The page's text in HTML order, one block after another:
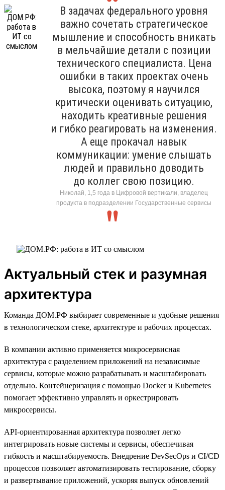
В задачах федерального уровня
важно сочетать стратегическое
мышление и способность вникать
в мельчайшие детали с позиции
технического специалиста. Цена
ошибки в таких проектах очень
высока, поэтому я научился
критически оценивать ситуацию,
находить креативные решения
и гибко реагировать на изменения.
А еще прокачал навык
коммуникации: умение слышать
людей и правильно доводить
до коллег свою позицию.
Николай, 1,5 года в Цифровой вертикали, владелец
продукта в подразделении Государственные сервисы
Актуальный стек и разумная
архитектура
Команда ДОМ.РФ выбирает современные и удобные решения
в технологическом стеке, архитектуре и рабочих процессах.
В компании активно применяется микросервисная
архитектура с разделением приложений на независимые
сервисы, которые можно разрабатывать и масштабировать
отдельно. Контейнеризация с помощью Docker и Kubernetes
помогает эффективно управлять и оркестрировать
микросервисы.
API-ориентированная архитектура позволяет легко
интегрировать новые системы и сервисы, обеспечивая
гибкость и масштабируемость. Внедрение DevSecOps и CI/CD
процессов позволяет автоматизировать тестирование, сборку
и развертывание приложений, ускоряя выпуск обновлений